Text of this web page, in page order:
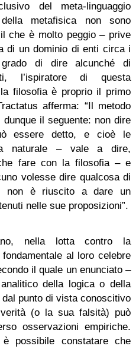
del meta-linguaggio
metafisica non sono
che è molto peggio – prive
di un dominio di enti circa i
di dire alcunché di
l’ispiratore di questa
filosofia è proprio il primo
afferma: “Il metodo
il seguente: non dire
essere detto, e cioè le
naturale – vale a dire,
fare con la filosofia – e
volesse dire qualcosa di
non è riuscito a dare un
nelle sue proposizioni”.
nella lotta contro la
al loro celebre
il quale un enunciato –
della logica o della
punto di vista conoscitivo
(o la sua falsità) può
osservazioni empiriche.
possibile constatare che